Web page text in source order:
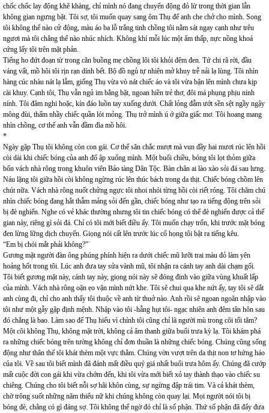
chốc chốc lay động khẽ khàng, chỉ mình nó đang chuyển động đỏ lừ trong thời gian lẫn
không gian ngưng bặt. Tôi sợ, tôi muốn quay sang ôm Thụ để anh che chở cho mình. Song
tôi không thể nào cử động, màu áo ba lỗ trắng tinh chồng tôi nằm sát ngay cạnh như trêu
ngươi mà tôi chẳng thể nào nhúc nhích. Không khí mỗi lúc một ẩm thấp, nực nồng khoá
cứng lấy tôi trên mặt phản.
Tiếng ho đứt đoạn từ trong căn buồng mẹ chồng lôi tôi khỏi đêm đen. Tứ chi rã rời, đầu
váng vất, mồ hôi tôi rịn rạn dính bết. Bộ đồ ngủ tự nhiên mở khuy trễ nải lạ lùng. Tôi nhìn
hàng cúc nhàu nát lạ lẫm, giống Thụ vừa vò nát chiếc áo và tôi vừa bận lên mình chưa kịp
cài khuy. Cạnh tôi, Thụ vẫn ngủ im bằng bặt, ngoan hiền trẻ thơ, đôi má phụng phịu ninh
nính. Tôi đâm nghi hoặc, kín đáo luồn tay xuống dưới. Chất lỏng đẫm ướt sền sệt ngầy ngậy
mông đùi, thấm nhầy chiếc quần lót mỏng. Thụ trở mình ú ớ giữa giấc mơ. Tôi hoang mang
nhìn chồng, cơ thể anh vẫn đầm đìa mồ hôi.
*
Ngày gặp Thụ tôi không còn con gái. Cơ thể săn chắc mượt mà vun đầy hai mươi rúc lên hồi
còi dài khi chiếc bóng của anh đổ ập xuống mình. Một buổi chiều, bóng tôi lọt thỏm giữa
bốn vách nhà rông trong khuôn viên Bảo tàng Dân Tộc. Bàn chân ai lào xào sỏi đá sau lưng.
Náu lặng tôi giữa hồi còi không ngừng rúc lên thúc bách trong da thịt. Chiếc bóng chồm lên
chút nữa. Vách nhà rông nuốt chửng ngực tôi nhoi nhói từng hồi còi riết róng. Tôi chăm chú
nhìn chiếc bóng đang hắt thẫm mảng sỏi đến gần, chiếc bóng như tạo ra tiếng động trên sỏi
bị đè nghiến. Nghe có vẻ khác thường nhưng tôi tin chiếc bóng có thể đè nghiến được cả thế
gian này, riêng gì sỏi đá. Chỉ có tôi mới biết điều ấy. Tôi muốn chạy trốn, khi trước mặt bóng
đen lừng lững dịch chuyển. Giọng nói cất lên trước lúc cổ họng tôi bật ra tiếng kêu.
“Em bị chói mắt phải không?”
Gương mặt người đàn ông phúng phính hiện ra dưới chiếc mũ lưỡi trai màu đỏ làm yên
hoảng hốt trong tôi. Lúc anh đưa tay sửa vành mũ, tôi nhận ra cánh tay anh dài chạm gối.
Tôi biết gương mặt này, cánh tay này, giọng nói này sẽ đóng đinh vào giữa vùng khuất lấp
của mình. Vách nhà rông oặn ẹo vặn mình nứt khe. Tôi sẽ chui qua khe nứt ấy, tay tôi sẽ dắt
anh cùng đi, chỉ cho anh thấy tôi thuộc về anh từ thuở nào. Anh rồi sẽ ngoan ngoãn nhập vào
tôi như một gẫy gập định mệnh. Nhập vào tôi -hẫng hụt tôi- ngạc nhiên anh đêm tân hôn sau
đó chẳng là bao. Làm sao để Thụ hiểu vì chính tôi cũng chỉ là người mù trong cõi tối tăm?
Một cõi không Thụ, không mặt trời, không cả âm thanh giữa buổi trưa kỳ lạ. Tôi khám phá
ra những chiếc bóng trên tường không chỉ đơn thuần là những chiếc bóng. Chúng cũng sống
động như thân thể tôi khát thèm một vực thẳm. Chúng vờn vượt trên da thịt non tơ hứng háo
của tôi. Về sau tôi biết mình đã đánh mất điều quý giá nhất buổi trưa hôm ấy. Chúng đã cướp
mất cuộc đời con gái khi vừa chớm đến, khi tôi vừa mới biết xỏ tay thành thạo vào chiếc su
chiêng. Chúng cho tôi biết nỗi sợ hãi khôn cùng, sự ngừng đập trái tim. Và cả khát thèm,
chờ trông suốt những năm thiếu nữ khi chúng không còn quay lại. Mọi người nói tôi bị
bóng đè, chẳng có gì đáng sợ. Tôi không thể ngờ đó chỉ là số phận. Thứ số phận đã đẩy đưa